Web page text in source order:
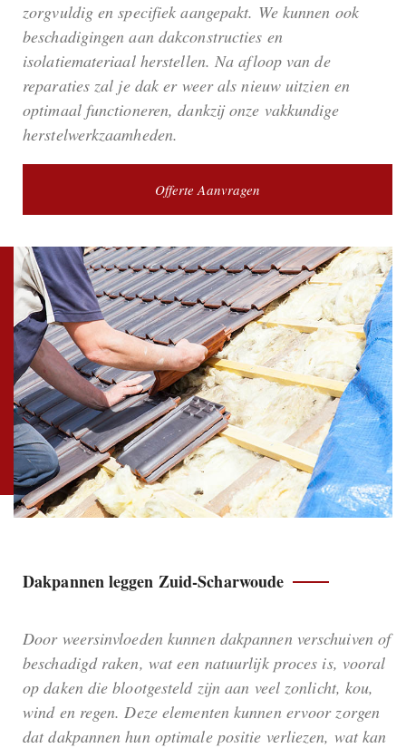
zorgvuldig en specifiek aangepakt. We kunnen ook
beschadigingen aan dakconstructies en
isolatiemateriaal herstellen. Na afloop van de
reparaties zal je dak er weer als nieuw uitzien en
optimaal functioneren, dankzij onze vakkundige
herstelwerkzaamheden.
Offerte Aanvragen
Dakpannen leggen Zuid-Scharwoude
Door weersinvloeden kunnen dakpannen verschuiven of
beschadigd raken, wat een natuurlijk proces is, vooral
op daken die blootgesteld zijn aan veel zonlicht, kou,
wind en regen. Deze elementen kunnen ervoor zorgen
dat dakpannen hun optimale positie verliezen, wat kan